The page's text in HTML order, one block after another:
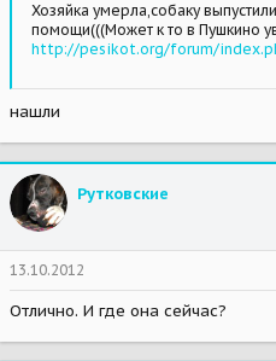
Хозяйка умерла,собаку
помощи(((Может к то в Пушкино
http://pesikot.org/forum/
нашли
Рутковские
13.10.2012
Отлично. И где она сейчас?